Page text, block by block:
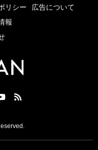
リシー
広告について
報